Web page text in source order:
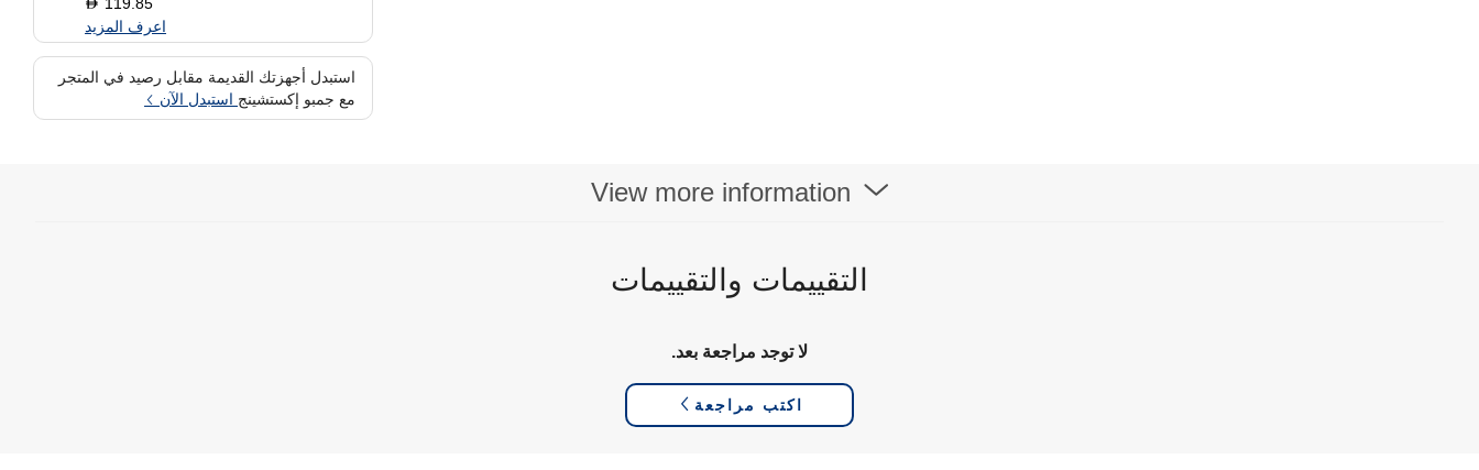
اعرف المزيد
استبدل أجهزتك القديمة مقابل رصيد في المتجر
مع جمبو إكستشينج استبدل الآن
View more information
التقييمات والتقييمات
لا توجد مراجعة بعد.
اكتب مراجعة